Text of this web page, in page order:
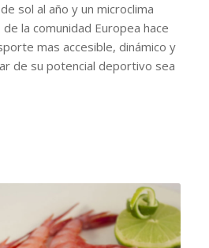
sol al año y un microclima
la comunidad Europea hace
mas accesible, dinámico y
de su potencial deportivo sea